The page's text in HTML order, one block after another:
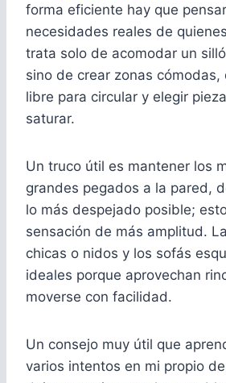
forma eficiente hay que
necesidades reales de
trata solo de acomodar un
sino de crear zonas cómodas,
libre para circular y elegir
saturar.
Un truco útil es mantener los
grandes pegados a la pared,
lo más despejado posible;
sensación de más amplitud.
chicas o nidos y los sofás
ideales porque aprovechan
moverse con facilidad.
Un consejo muy útil que
varios intentos en mi propio